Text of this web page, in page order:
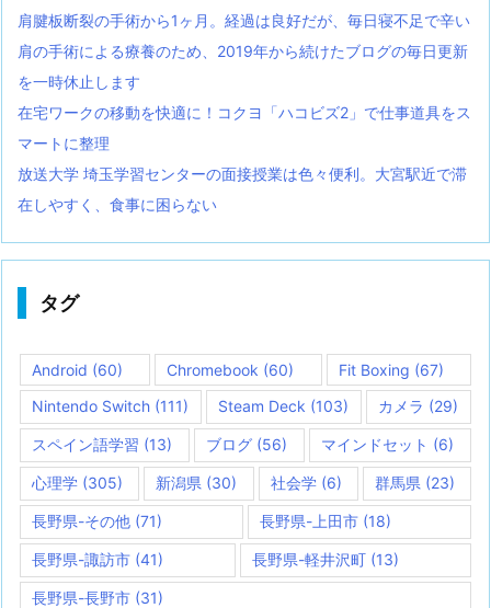
肩腱板断裂の手術から1ヶ月。経過は良好だが、毎日寝不足で辛い
肩の手術による療養のため、2019年から続けたブログの毎日更新
を一時休止します
在宅ワークの移動を快適に！コクヨ「ハコビズ2」で仕事道具をス
マートに整理
放送大学 埼玉学習センターの面接授業は色々便利。大宮駅近で滞
在しやすく、食事に困らない
タグ
Android (60) Chromebook (60) Fit Boxing (67)
Nintendo Switch (111) Steam Deck (103) カメラ (29)
スペイン語学習 (13) ブログ (56) マインドセット (6)
心理学 (305) 新潟県 (30) 社会学(6) 群馬県 (23)
長野県-その他 (71) 長野県-上田市(18)
長野県-諏訪市 (41) 長野県-軽井沢町 (13)
長野県-長野市 (31)